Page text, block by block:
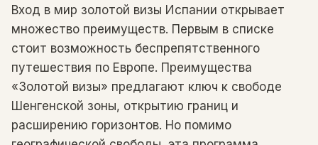
Вход в мир золотой визы Испании открывает
множество преимуществ. Первым в списке
стоит возможность беспрепятственного
путешествия по Европе. Преимущества
«Золотой визы» предлагают ключ к свободе
Шенгенской зоны, открытию границ и
расширению горизонтов. Но помимо